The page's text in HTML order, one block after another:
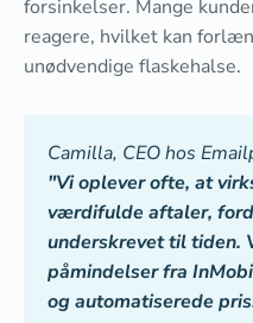
forsinkelser. Mange
reagere, hvilket kan
unødvendige flaskehalse.
Camilla, CEO hos
"Vi oplever ofte, at
værdifulde aftaler,
underskrevet til tiden.
påmindelser fra
og automatiserede